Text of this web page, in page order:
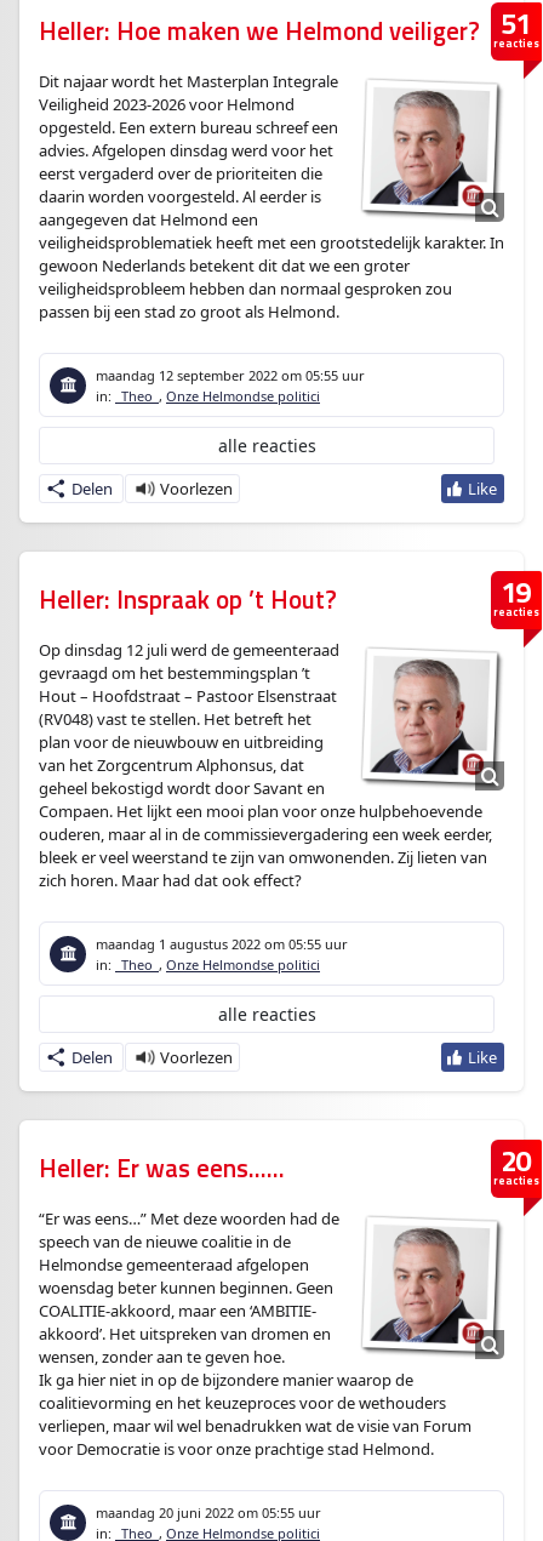
51
reacties
Heller: Hoe maken we Helmond veiliger?
Dit najaar wordt het Masterplan Integrale
Veiligheid 2023-2026 voor Helmond
opgesteld. Een extern bureau schreef een
advies. Afgelopen dinsdag werd voor het
eerst vergaderd over de prioriteiten die
daarin worden voorgesteld. Al eerder is
aangegeven dat Helmond een
veiligheidsproblematiek heeft met een grootstedelijk karakter. In
gewoon Nederlands betekent dit dat we een groter
veiligheidsprobleem hebben dan normaal gesproken zou
passen bij een stad zo groot als Helmond.
maandag 12 september 2022 om 05:55 uur
in: _Theo_ , Onze Helmondse politici
Delen
alle reacties
19
reacties
Heller: Inspraak op ’t Hout?
Op dinsdag 12 juli werd de gemeenteraad
gevraagd om het bestemmingsplan ’t
Hout – Hoofdstraat – Pastoor Elsenstraat
(RV048) vast te stellen. Het betreft het
plan voor de nieuwbouw en uitbreiding
van het Zorgcentrum Alphonsus, dat
geheel bekostigd wordt door Savant en
Compaen. Het lijkt een mooi plan voor onze hulpbehoevende
ouderen, maar al in de commissievergadering een week eerder,
bleek er veel weerstand te zijn van omwonenden. Zij lieten van
zich horen. Maar had dat ook effect?
maandag 1 augustus 2022 om 05:55 uur
in: _Theo_ , Onze Helmondse politici
Delen
alle reacties
20
reacties
Heller: Er was eens……
“Er was eens…” Met deze woorden had de
speech van de nieuwe coalitie in de
Helmondse gemeenteraad afgelopen
woensdag beter kunnen beginnen. Geen
COALITIE-akkoord, maar een ‘AMBITIE-
akkoord’. Het uitspreken van dromen en
wensen, zonder aan te geven hoe.
Ik ga hier niet in op de bijzondere manier waarop de
coalitievorming en het keuzeproces voor de wethouders
verliepen, maar wil wel benadrukken wat de visie van Forum
voor Democratie is voor onze prachtige stad Helmond.
maandag 20 juni 2022 om 05:55 uur
in: _Theo_ , Onze Helmondse politici